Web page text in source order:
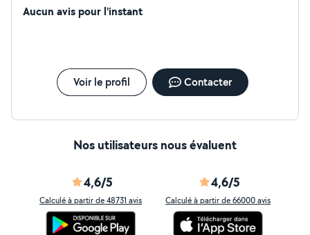
Aucun avis pour l'instant
Voir le profil Contacter
Nos utilisateurs nous évaluent
4,6/5
Calculé à partir de 48731 avis
4,6/5
Calculé à partir de 66000 avis